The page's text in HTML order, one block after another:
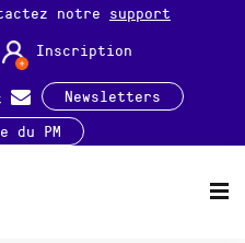
notre support
Inscription
Newsletters
du PM